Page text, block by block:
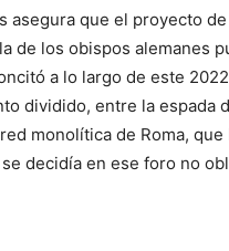
asegura que el proyecto
de los obispos alemanes
a lo largo de este
dividido, entre la espada
monolítica de Roma,
decidía en ese foro no